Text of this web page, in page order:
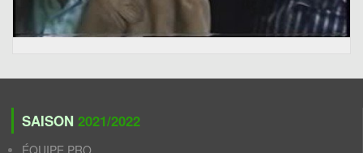
SAISON 2021/2022
ÉQUIPE PRO